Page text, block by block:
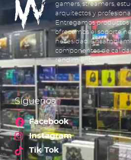
gamers, streamers,
arquitectos y
Entregamos productos
ofrecemos el soporte
necesidad.
componentes de
rendimiento.
Síguenos
Facebook
Instagram
Tik Tok